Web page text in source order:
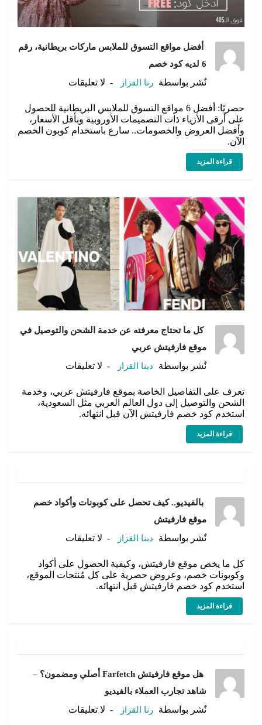
أفضل مواقع التسوق للملابس ماركات بريطانية، رقم
6 لديه كود خصم
نٌشر بواسطة رنا القزاز لا تعليقات
حصريًا: أفضل 6 مواقع التسوق للملابس البريطانية للحصول
على أرقى الأزياء ذات التصميمات الأوروبية وبأقل الأسعار،
وأفضل العروض والخصومات.. سارع باستخدام كوبون الخصم
الآن.
قراءة المزيد
كل ما تحتاج معرفته عن خدمة الشحن والتوصيل في
موقع فارفيتش عربي
نٌشر بواسطة
دينا القزاز لا تعليقات
تعرف على التفاصيل الخاصة بموقع فارفيتش عربي، وخدمة
الشحن والتوصيل إلى دول العالم العربي مثل السعودية،
استخدم كود خصم فارفيتش الآن قبل انتهائه.
قراءة المزيد
بالفيديو.. كيف تحصل على كوبونات وأكواد خصم
موقع فارفيتش
نٌشر بواسطة
دينا القزاز لا تعليقات
كل ما يخص موقع فارفيتش، وكيفية الحصول على أكواد
وكوبونات خصم، وعروض حصرية على كل مُنتجات الموقع،
استخدم كود خصم فارفيتش قبل انتهائه.
قراءة المزيد
هل موقع فارفيتش Farfetch أصلي ومضمون؟ –
شاهد تجارب العملاء بالفيديو
نٌشر بواسطة رنا القزاز لا تعليقات